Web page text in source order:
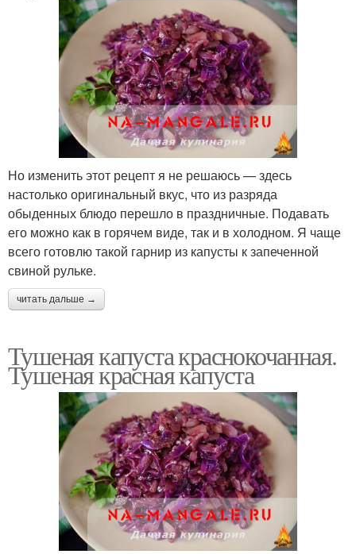
Но изменить этот рецепт я не решаюсь — здесь
настолько оригинальный вкус, что из разряда
обыденных блюдо перешло в праздничные. Подавать
его можно как в горячем виде, так и в холодном. Я чаще
всего готовлю такой гарнир из капусты к запеченной
свиной рульке.
читать дальше →
Тушеная капуста краснокочанная.
Тушеная красная капуста